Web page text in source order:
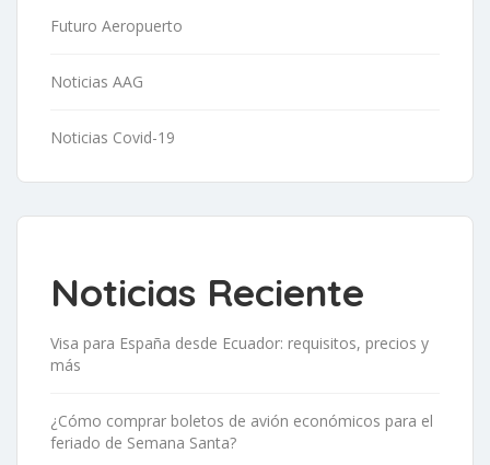
Futuro Aeropuerto
Noticias AAG
Noticias Covid-19
Noticias Reciente
Visa para España desde Ecuador: requisitos, precios y
más
¿Cómo comprar boletos de avión económicos para el
feriado de Semana Santa?